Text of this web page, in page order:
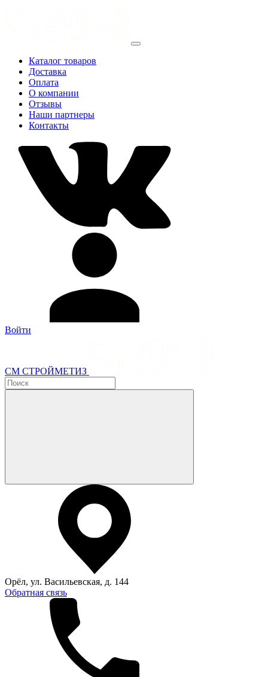
Каталог товаров
Доставка
Оплата
О компании
Отзывы
Наши партнеры
Контакты
Войти
СМ СТРОЙМЕТИЗ
Орёл, ул. Васильевская, д. 144
Обратная связь